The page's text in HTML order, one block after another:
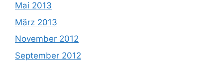
Mai 2013
März 2013
November 2012
September 2012